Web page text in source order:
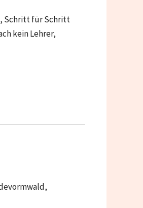
Schritt für Schritt
kein Lehrer,